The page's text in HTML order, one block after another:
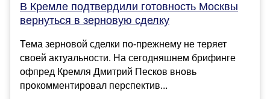
В Кремле подтвердили готовность Москвы
вернуться в зерновую сделку
Тема зерновой сделки по-прежнему не теряет
своей актуальности. На сегодняшнем брифинге
офпред Кремля Дмитрий Песков вновь
прокомментировал перспектив...